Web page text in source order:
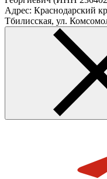
Адрес: Краснодарский
Тбилисская, ул.